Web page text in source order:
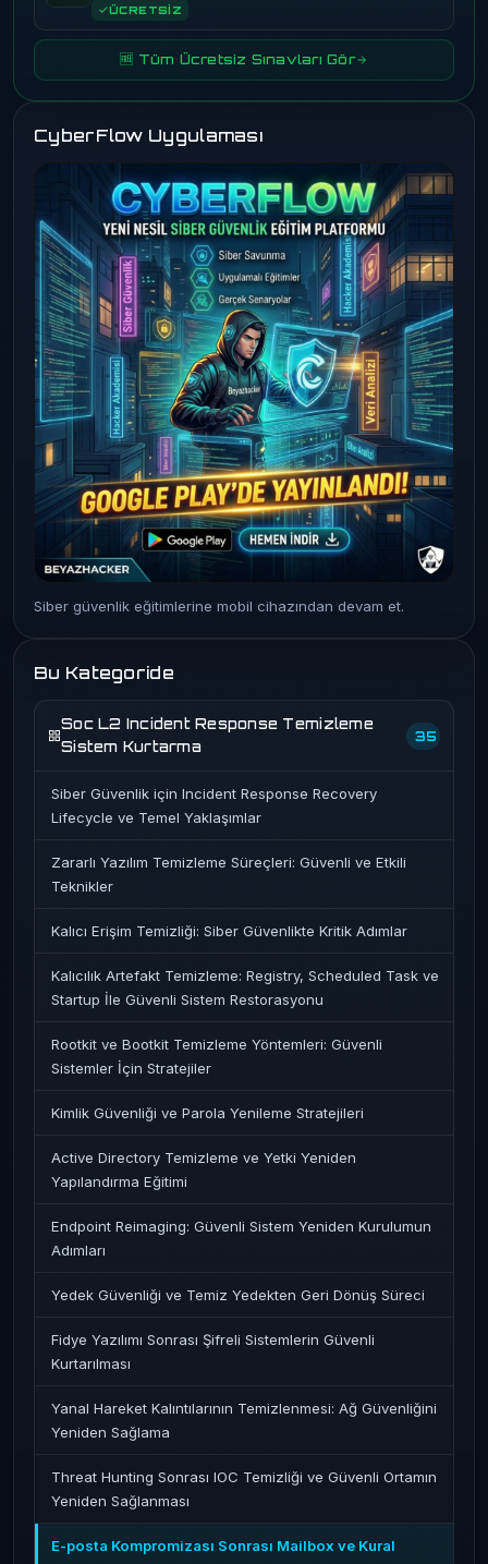
ÜCRETSİZ
🆓 Tüm Ücretsiz Sınavları Gör
CyberFlow Uygulaması
Siber güvenlik eğitimlerine mobil cihazından devam et.
Bu Kategoride
Soc L2 Incident Response Temizleme
Sistem Kurtarma
35
Siber Güvenlik için Incident Response Recovery
Lifecycle ve Temel Yaklaşımlar
Zararlı Yazılım Temizleme Süreçleri: Güvenli ve Etkili
Teknikler
Kalıcı Erişim Temizliği: Siber Güvenlikte Kritik Adımlar
Kalıcılık Artefakt Temizleme: Registry, Scheduled Task ve
Startup İle Güvenli Sistem Restorasyonu
Rootkit ve Bootkit Temizleme Yöntemleri: Güvenli
Sistemler İçin Stratejiler
Kimlik Güvenliği ve Parola Yenileme Stratejileri
Active Directory Temizleme ve Yetki Yeniden
Yapılandırma Eğitimi
Endpoint Reimaging: Güvenli Sistem Yeniden Kurulumun
Adımları
Yedek Güvenliği ve Temiz Yedekten Geri Dönüş Süreci
Fidye Yazılımı Sonrası Şifreli Sistemlerin Güvenli
Kurtarılması
Yanal Hareket Kalıntılarının Temizlenmesi: Ağ Güvenliğini
Yeniden Sağlama
Threat Hunting Sonrası IOC Temizliği ve Güvenli Ortamın
Yeniden Sağlanması
E-posta Kompromizası Sonrası Mailbox ve Kural